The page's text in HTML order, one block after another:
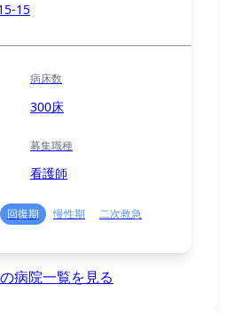
15
病床数
300床
募集職種
看護師
回復期 慢性期
二次救急
病院一覧を見る